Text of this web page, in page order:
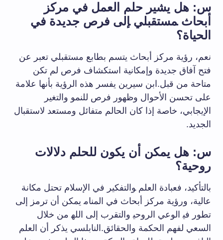
س: هل يشير حلم‌ العمل‌ في​ مركز
أبحاث ‍مستقبلي ‍إلى‌ فرص جديدة في​
الحياة؟
نعم، رؤية مركز ​أبحاث ​يتسم بطابع مستقبلي تعبر ‌عن
فتح ⁤آفاق جديدة وإمكانية‌ استكشاف فرص لم تكن
متاحة‌ من⁣ قبل.ابن سيرين​ يفسر هذه الرؤية بأنها⁣ علامة
على تحسن الأحوال​ وظهور فرص ​للنمو⁤ والتغير
الإيجابي،⁢ خاصة إذا كان الحالم متفائل ومستعد لاستقبال⁣
الجديد.
س: هل يمكن أن⁣ يكون للحلم دلالات
روحية؟
بالتأكيد، فعبادة العلم ‍والتفكير في الإسلام ​تحتل مكانة ​
عالية، ورؤية ⁤مركز أبحاث في المنام‍ يمكن أن ترمز إلى
تطور في‍ الوعي​ الروحي‍ والتقرب إلى الله‍ من ⁣خلال
السعي ‌لفهم⁣ الحكمة والحقائق.النابلسي يذكر أن العلم